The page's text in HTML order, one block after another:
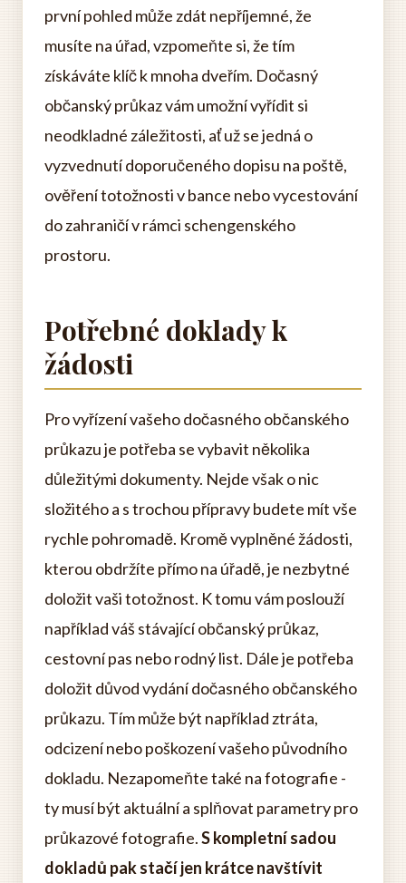
první pohled může zdát nepříjemné, že
musíte na úřad, vzpomeňte si, že tím
získáváte klíč k mnoha dveřím. Dočasný
občanský průkaz vám umožní vyřídit si
neodkladné záležitosti, ať už se jedná o
vyzvednutí doporučeného dopisu na poště,
ověření totožnosti v bance nebo vycestování
do zahraničí v rámci schengenského
prostoru.
Potřebné doklady k
žádosti
Pro vyřízení vašeho dočasného občanského
průkazu je potřeba se vybavit několika
důležitými dokumenty. Nejde však o nic
složitého a s trochou přípravy budete mít vše
rychle pohromadě. Kromě vyplněné žádosti,
kterou obdržíte přímo na úřadě, je nezbytné
doložit vaši totožnost. K tomu vám poslouží
například váš stávající občanský průkaz,
cestovní pas nebo rodný list. Dále je potřeba
doložit důvod vydání dočasného občanského
průkazu. Tím může být například ztráta,
odcizení nebo poškození vašeho původního
dokladu. Nezapomeňte také na fotografie -
ty musí být aktuální a splňovat parametry pro
průkazové fotografie.S kompletní sadou
dokladů pak stačí jen krátce navštívit